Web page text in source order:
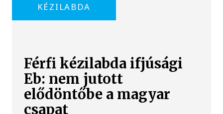
KÉZILABDA
Férfi kézilabda ifjúsági
Eb: nem jutott
elődöntőbe a magyar
csapat